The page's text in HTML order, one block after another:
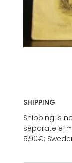
SHIPPING
Shipping is
separate e-
5,90€;